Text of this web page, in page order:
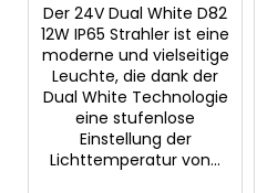
Der 24V Dual White D82
12W IP65 Strahler ist eine
moderne und vielseitige
Leuchte, die dank der
Dual White Technologie
eine stufenlose
Einstellung der
Lichttemperatur von...